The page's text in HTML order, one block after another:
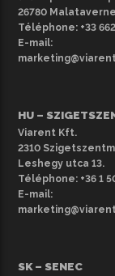
amely minden
kényelmét
körülmények
teherautók
eltérhetnek a
teherautókért
26780 Malataverne
Téléphone: +33
E-mail:
HU –
Viarent Kft.
2310
Leshegy utca 13.
Téléphone: +36 1
E-mail:
SK – SENEC